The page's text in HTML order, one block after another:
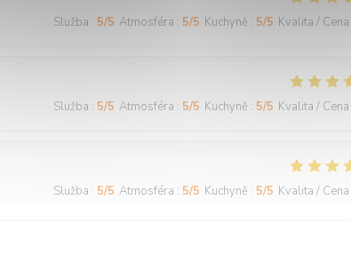
Služba : 5/5 Atmosféra : 5/5 Kuchyně : 5/5 Kvalita / Cena
Služba : 5/5 Atmosféra : 5/5 Kuchyně : 5/5 Kvalita / Cena
Služba : 5/5 Atmosféra : 5/5 Kuchyně : 5/5 Kvalita / Cena